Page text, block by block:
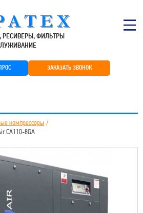
РЕСИВЕРЫ, ФИЛЬТРЫ
ЗАКАЗАТЬ ЗВОНОК
компрессоры
CA110-8GA